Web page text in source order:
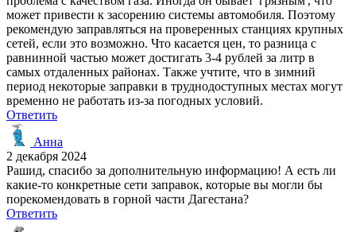
может привести к засорению системы автомобиля. Поэтому
рекомендую заправляться на проверенных станциях крупных
сетей, если это возможно. Что касается цен, то разница с
равнинной частью может достигать 3-4 рублей за литр в
самых отдаленных районах. Также учтите, что в зимний
период некоторые заправки в труднодоступных местах могут
временно не работать из-за погодных условий.
Ответить
Анна
2 декабря 2024
Рашид, спасибо за дополнительную информацию! А есть ли
какие-то конкретные сети заправок, которые вы могли бы
порекомендовать в горной части Дагестана?
Ответить